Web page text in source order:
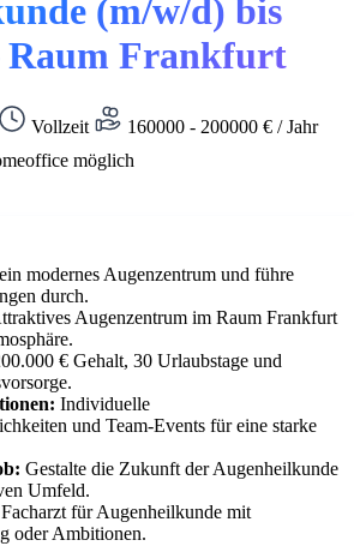
(m/w/d) bis
Raum Frankfurt
Vollzeit
160000 - 200000 € / Jahr
möglich
modernes Augenzentrum und führe
durch.
Augenzentrum im Raum Frankfurt
€ Gehalt, 30 Urlaubstage und
Individuelle
und Team-Events für eine starke
Gestalte die Zukunft der Augenheilkunde
Umfeld.
Facharzt für Augenheilkunde mit
oder Ambitionen.